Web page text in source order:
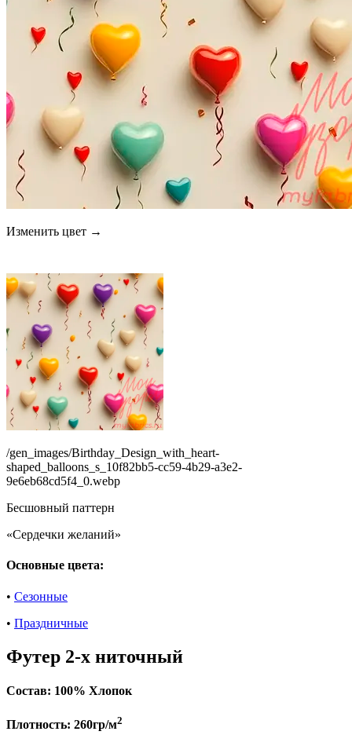
Изменить цвет →
/gen_images/Birthday_Design_with_heart-
shaped_balloons_s_10f82bb5-cc59-4b29-a3e2-
9e6eb68cd5f4_0.webp
Бесшовный паттерн
«Сердечки желаний»
Основные цвета:
• Сезонные
• Праздничные
Футер 2-х ниточный
Состав: 100% Хлопок
Плотность: 260гр/м2